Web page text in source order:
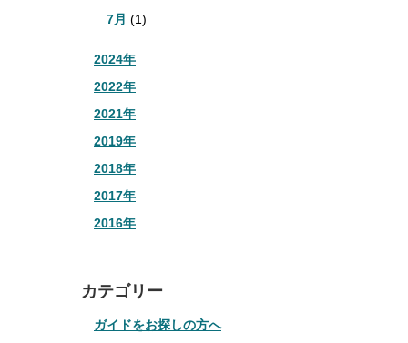
7月 (1)
2024年
2022年
2021年
2019年
2018年
2017年
2016年
カテゴリー
ガイドをお探しの方へ